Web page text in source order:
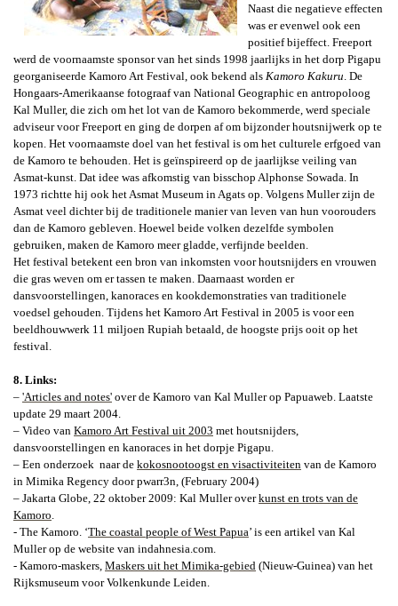
Naast die negatieve effecten
was er evenwel ook een
positief bijeffect. Freeport
werd de voornaamste sponsor van het sinds 1998 jaarlijks in het dorp Pigapu
georganiseerde Kamoro Art Festival, ook bekend als Kamoro Kakuru De
Hongaars-Amerikaanse fotograaf van National Geographic en antropoloog
Kal Muller, die zich om het lot van de Kamoro bekommerde, werd speciale
adviseur voor Freeport en ging de dorpen af om bijzonder houtsnijwerk op te
kopen. Het voornaamste doel van het festival is om het culturele erfgoed van
de Kamoro te behouden. Het is geïnspireerd op de jaarlijkse veiling van
Asmat-kunst. Dat idee was afkomstig van bisschop Alphonse Sowada. In
1973 richtte hij ook het Asmat Museum in Agats op. Volgens Muller zijn de
Asmat veel dichter bij de traditionele manier van leven van hun voorouders
dan de Kamoro gebleven. Hoewel beide volken dezelfde symbolen
gebruiken, maken de Kamoro meer gladde, verfijnde beelden.
Het festival betekent een bron van inkomsten voor houtsnijders en vrouwen
die gras weven om er tassen te maken. Daarnaast worden er
dansvoorstellingen, kanoraces en kookdemonstraties van traditionele
voedsel gehouden. Tijdens het Kamoro Art Festival in 2005 is voor een
beeldhouwwerk 11 miljoen Rupiah betaald, de hoogste prijs ooit op het
festival.
8. Links:
– 'Articles and notes' over de Kamoro van Kal Muller op Papuaweb. Laatste
update 29 maart 2004.
– Video van Kamoro Art Festival uit 2003 met houtsnijders,
dansvoorstellingen en kanoraces in het dorpje Pigapu.
– Een onderzoek naar de kokosnootoogst en visactiviteiten van de Kamoro
in Mimika Regency door pwarr3n, (February 2004)
– Jakarta Globe, 22 oktober 2009: Kal Muller overkunst en trots van de
Kamoro
- The Kamoro. ‘The coastal people of West Papua’ is een artikel van Kal
Muller op de website van indahnesia.com.
- Kamoro-maskers, Maskers uit het Mimika-gebied (Nieuw-Guinea) van het
Rijksmuseum voor Volkenkunde Leiden.